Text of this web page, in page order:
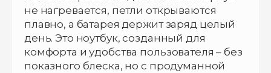
не нагревается, петли открываются
плавно, а батарея держит заряд целый
день. Это ноутбук, созданный для
комфорта и удобства пользователя – без
показного блеска, но с продуманной